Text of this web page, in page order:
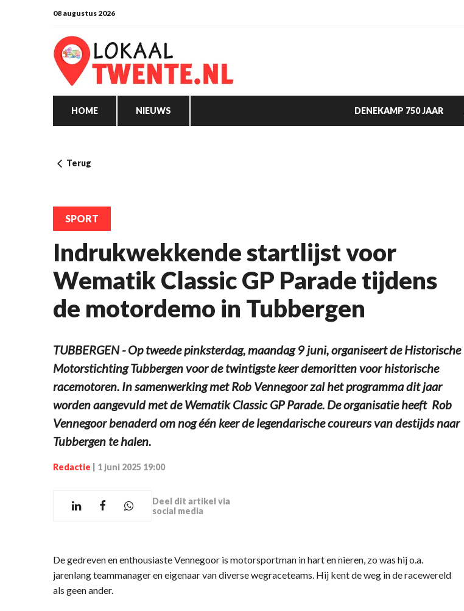
08 augustus 2026
HOME NIEUWS DENEKAMP 750 JAAR
Terug
SPORT
Indrukwekkende startlijst voor
Wematik Classic GP Parade tijdens
de motordemo in Tubbergen
TUBBERGEN - Op tweede pinksterdag, maandag 9 juni, organiseert de Historische
Motorstichting Tubbergen voor de twintigste keer demoritten voor historische
racemotoren. In samenwerking met Rob Vennegoor zal het programma dit jaar
worden aangevuld met de Wematik Classic GP Parade. De organisatie heeft Rob
Vennegoor benaderd om nog één keer de legendarische coureurs van destijds naar
Tubbergen te halen.
Redactie 1 juni 2025 19:00
Deel dit artikel via
social media
De gedreven en enthousiaste Vennegoor is motorsportman in hart en nieren, zo was hij o.a.
jarenlang teammanager en eigenaar van diverse wegraceteams. Hij kent de weg in de racewereld
als geen ander.